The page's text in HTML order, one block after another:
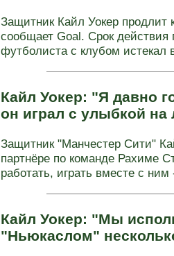
Защитник Кайл Уокер продлит
сообщает Goal. Срок действия
футболиста с клубом истекал
Кайл Уокер: "Я давно
он играл с улыбкой
Защитник "Манчестер Сити"
партнёре по команде Рахиме
работать, играть вместе с
Кайл Уокер: "Мы
"Ньюкаслом"